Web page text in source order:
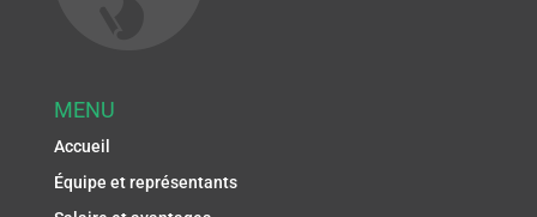
MENU
Accueil
Équipe et représentants